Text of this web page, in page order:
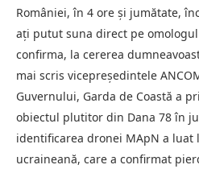
României, în 4 ore și jumătate,
ați putut suna direct pe
confirma, la cererea
mai scris vicepreședintele
Guvernului, Garda de Coastă a
obiectul plutitor din Dana 78 în
identificarea dronei MApN a luat
ucraineană, care a confirmat